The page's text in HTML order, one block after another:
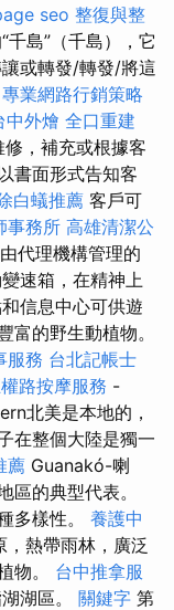
seo 整復與整
島”（千島），它
或轉發/轉發/將這
專業網路行銷策略
中外燴 全口重建
，補充或根據客
書面形式告知客
白蟻推薦 客戶可
事務所 高雄清潔公
代理機構管理的
速箱，在精神上
信息中心可供遊
的野生動植物。
服務 台北記帳士
路按摩服務 -
北美是本地的，
在整個大陸是獨一
薦 Guanakó-喇
區的典型代表。
多樣性。 養護中
，熱帶雨林，廣泛
物。 台中推拿服
湖區。 關鍵字 第